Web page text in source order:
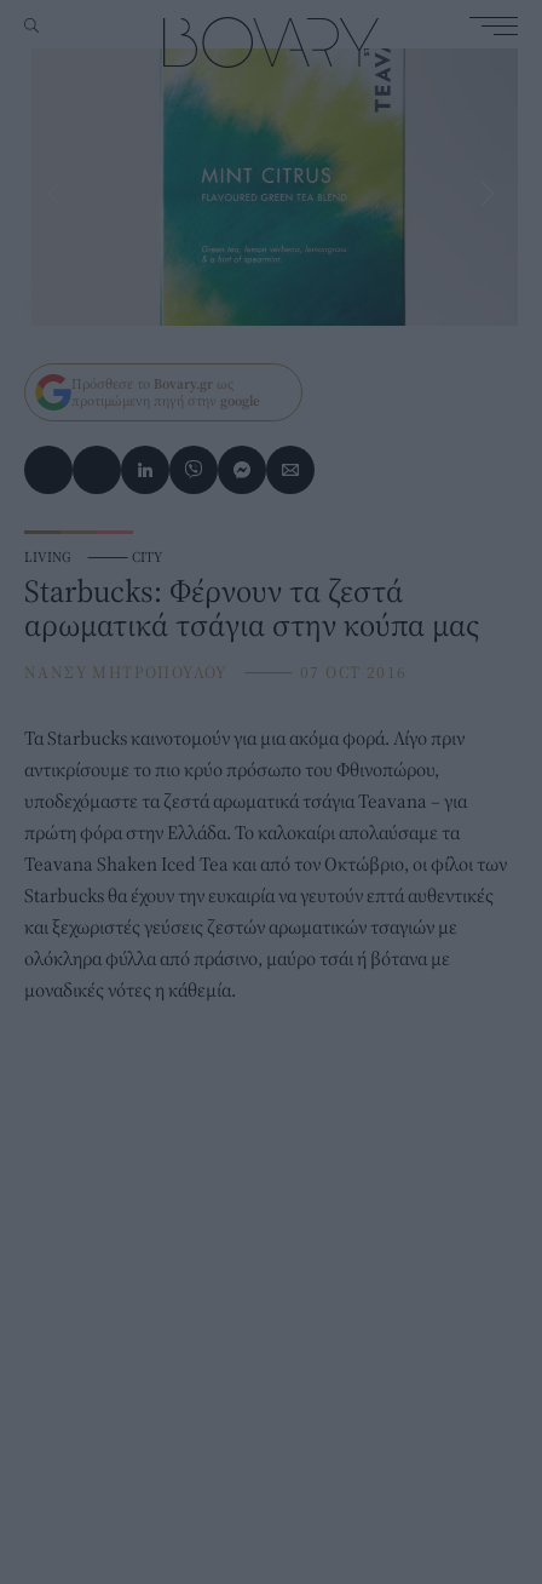
Πρόσθεσε το Bovary.gr ως
προτιμώμενη πηγή στην google
LIVING ⸻ CITY
Starbucks: Φέρνουν τα ζεστά
αρωματικά τσάγια στην κούπα μας
ΝΑΝΣΥ ΜΗΤΡΟΠΟΥΛΟΥ ⸻ 07 OCT 2016
Τα Starbucks καινοτομούν για μια ακόμα φορά. Λίγο πριν
αντικρίσουμε το πιο κρύο πρόσωπο του Φθινοπώρου,
υποδεχόμαστε τα ζεστά αρωματικά τσάγια Teavana – για
πρώτη φόρα στην Ελλάδα. Το καλοκαίρι απολαύσαμε τα
Teavana Shaken Iced Tea και από τον Οκτώβριο, οι φίλοι των
Starbucks θα έχουν την ευκαιρία να γευτούν επτά αυθεντικές
και ξεχωριστές γεύσεις ζεστών αρωματικών τσαγιών με
ολόκληρα φύλλα από πράσινο, μαύρο τσάι ή βότανα με
μοναδικές νότες η κάθεμία.